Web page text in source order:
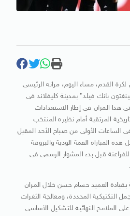
القدم، مساء اليوم، مرانه الرئيسى
بانك فيلد” بمدينة كليفلاند فى
هذا المران فى إطار الاستعدادات
المرتقبة أمام نظيره المنتخب
فى الساعات الأولى من صباح الأحد المقبل
المباراة القمة الودية والبروفة
للفراعنة قبل بدء المشوار الرسمى فى
بقيادة العميد حسام حسن خلال المران
التكتيكية المحددة، ومعالجة الثغرات
على الملامح النهائية للتشكيل الأساسى